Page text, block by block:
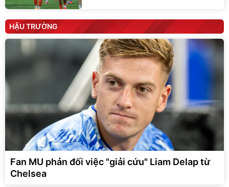
HẬU TRƯỜNG
Fan MU phản đối việc "giải cứu" Liam Delap từ
Chelsea